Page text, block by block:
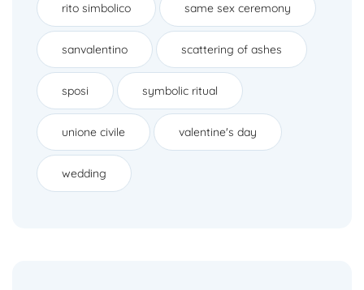
rito simbolico same sex ceremony
sanvalentino scattering of ashes
sposi symbolic ritual
unione civile valentine's day
wedding